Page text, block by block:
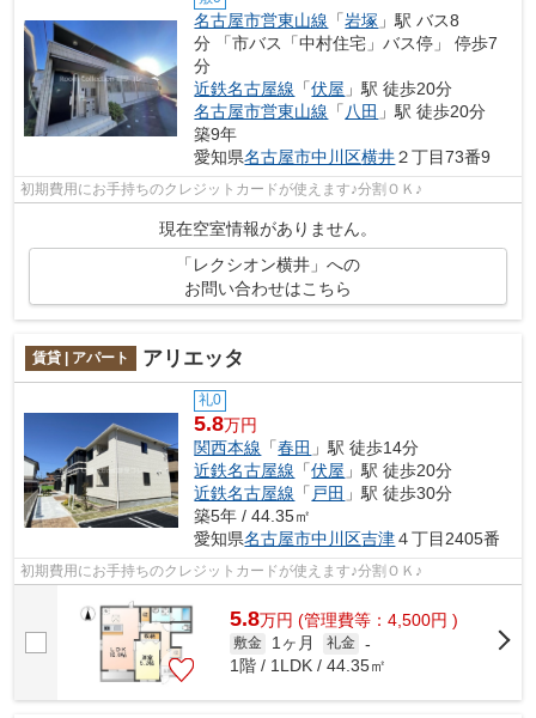
名古屋市営東山線 「岩塚 」駅 バス8
分 「市バス「中村住宅」バス停」 停歩7
分
近鉄名古屋線 「伏屋 」駅 徒歩20分
名古屋市営東山線 「 八田 」駅 徒歩20分
築9年
愛知県名古屋市中川区横井２丁目73番9
初期費用にお手持ちのクレジットカードが使えます♪分割ＯＫ♪
現在空室情報がありません。
「レクシオン横井」への
お問い合わせはこちら
賃貸 | アパート アリエッタ
礼0
5.8万円
関西本線 「春田 」駅 徒歩14分
近鉄名古屋線 「伏屋 」駅 徒歩20分
近鉄名古屋線 「 戸田 」駅 徒歩30分
築5年 / 44.35㎡
愛知県名古屋市中川区吉津４丁目2405番
初期費用にお手持ちのクレジットカードが使えます♪分割ＯＫ♪
5.8万円 (管理費等：4,500円 )
敷金 1ヶ月 礼金 -
1階 / 1LDK / 44.35㎡